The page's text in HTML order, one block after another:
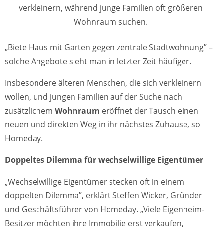
verkleinern, während junge Familien oft größeren
Wohnraum suchen.
„Biete Haus mit Garten gegen zentrale Stadtwohnung” –
solche Angebote sieht man in letzter Zeit häufiger.
Insbesondere älteren Menschen, die sich verkleinern
wollen, und jungen Familien auf der Suche nach
zusätzlichem Wohnraum eröffnet der Tausch einen
neuen und direkten Weg in ihr nächstes Zuhause, so
Homeday.
Doppeltes Dilemma für wechselwillige Eigentümer
„Wechselwillige Eigentümer stecken oft in einem
doppelten Dilemma”, erklärt Steffen Wicker, Gründer
und Geschäftsführer von Homeday. „Viele Eigenheim-
Besitzer möchten ihre Immobilie erst verkaufen,